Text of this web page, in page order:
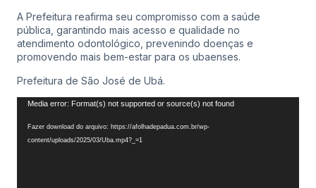
A Prefeitura reafirma seu compromisso com a saúde
pública, garantindo mais acesso e qualidade no
atendimento odontológico, prevenindo doenças e
promovendo mais bem-estar para os ubaenses.
Prefeitura de São José de Ubá.
Tocador
vídeo
Media error: Format(s) not supported or source(s) not found
Fazer download do arquivo: https://afolhadepadua.com.br/wp-
content/uploads/2025/03/Uba.mp4?_=1